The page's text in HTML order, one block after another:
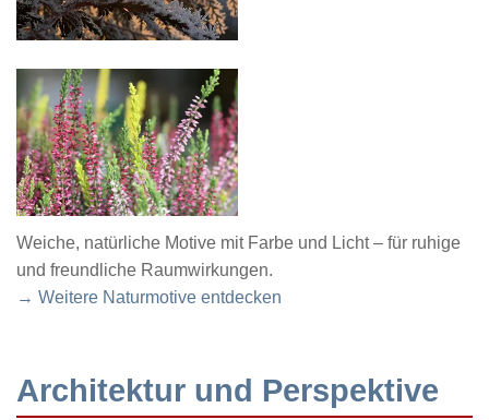
Weiche, natürliche Motive mit Farbe und Licht – für ruhige
und freundliche Raumwirkungen.
→ Weitere Naturmotive entdecken
Architektur und Perspektive